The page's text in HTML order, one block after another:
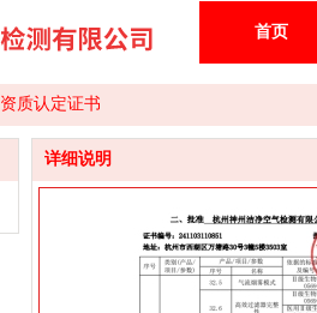
首页
资质认定证书
详细说明